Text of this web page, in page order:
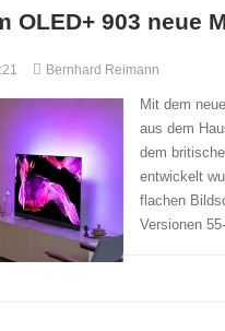
OLED+ 903 neue
Bernhard Reimann
Mit dem
aus dem
dem
entwickelt
flachen
Versionen